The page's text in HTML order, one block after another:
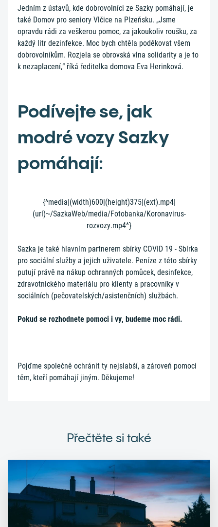
Jedním z ústavů, kde dobrovolníci ze Sazky pomáhají, je
také Domov pro seniory Vlčice na Plzeňsku. „Jsme
opravdu rádi za veškerou pomoc, za jakoukoliv roušku, za
každý litr dezinfekce. Moc bych chtěla poděkovat všem
dobrovolníkům. Rozjela se obrovská vlna solidarity a je to
k nezaplacení,“ říká ředitelka domova Eva Herinková.
Podívejte se, jak
modré vozy Sazky
pomáhají:
{^media|(width)600|(height)375|(ext).mp4|
(url)~/SazkaWeb/media/Fotobanka/Koronavirus-
rozvozy.mp4^}
Sazka je také hlavním partnerem sbírky COVID 19 - Sbírka
pro sociální služby a jejich uživatele. Peníze z této sbírky
putují právě na nákup ochranných pomůcek, desinfekce,
zdravotnického materiálu pro klienty a pracovníky v
sociálních (pečovatelských/asistenčních) službách.
Pokud se rozhodnete pomoci i vy, budeme moc rádi.
Pojďme společně ochránit ty nejslabší, a zároveň pomoci
těm, kteří pomáhají jiným. Děkujeme!
Přečtěte si také